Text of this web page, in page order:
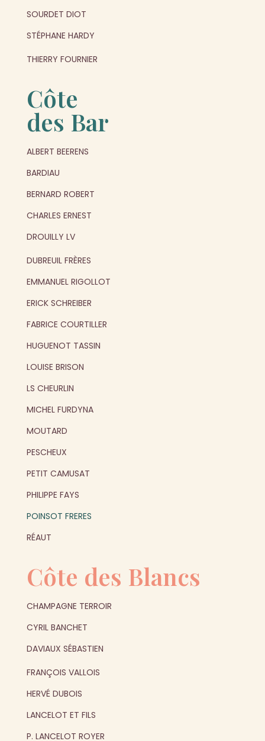
SOURDET DIOT
STÉPHANE HARDY
THIERRY FOURNIER
Côte
des Bar
ALBERT BEERENS
BARDIAU
BERNARD ROBERT
CHARLES ERNEST
DROUILLY LV
DUBREUIL FRÈRES
EMMANUEL RIGOLLOT
ERICK SCHREIBER
FABRICE COURTILLER
HUGUENOT TASSIN
LOUISE BRISON
LS CHEURLIN
MICHEL FURDYNA
MOUTARD
PESCHEUX
PETIT CAMUSAT
PHILIPPE FAYS
POINSOT FRERES
RÉAUT
Côte des Blancs
CHAMPAGNE TERROIR
CYRIL BANCHET
DAVIAUX SÉBASTIEN
FRANÇOIS VALLOIS
HERVÉ DUBOIS
LANCELOT ET FILS
P. LANCELOT ROYER